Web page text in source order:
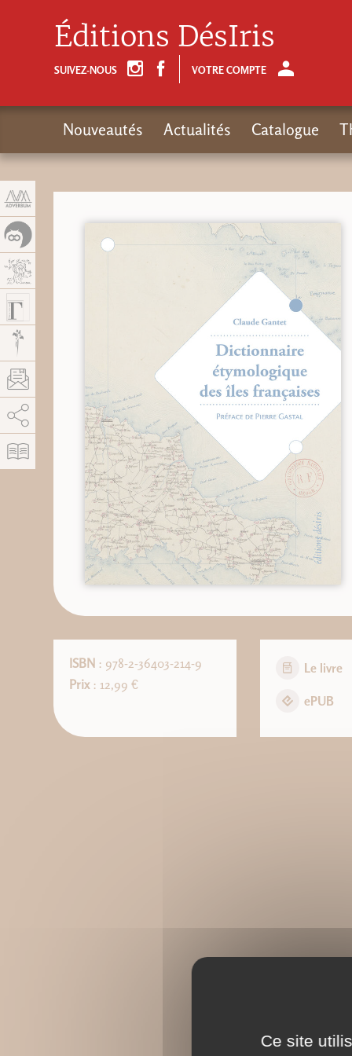
ISBN : 978-2-36403-214-9
Prix: 12,99 €
Le livre
ePUB
Éditions DésIris
SUIVEZ-NOUS VOTRE COMPTE
Nouveautés Actualités Catalogue
AddThis est désactivé. Autoriser
Ce site